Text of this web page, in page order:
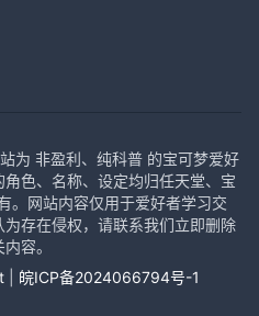
为 非盈利、纯科普 的宝可梦爱好
色、名称、设定均归任天堂、宝
。网站内容仅用于爱好者学习交
存在侵权，请联系我们立即删除
容。
皖ICP备2024066794号-1